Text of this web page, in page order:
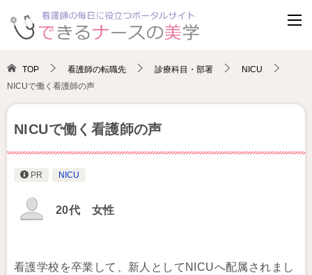
TOP 看護師の転職先 診療科目・部署
NICU
NICUで働く看護師の声
NICUで働く看護師の声
PR NICU
20代 女性
看護学校を卒業して、新人としてNICUへ配属されまし